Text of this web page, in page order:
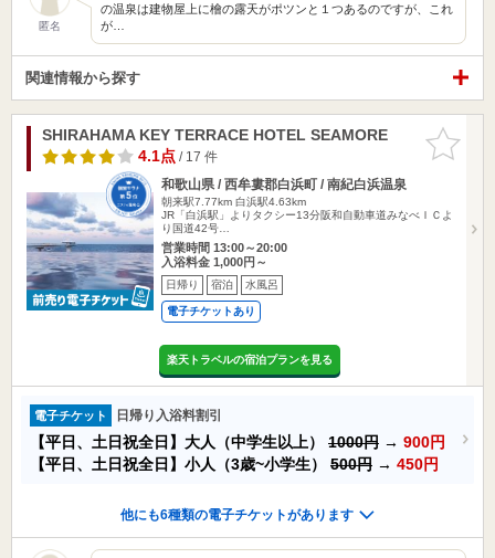
匿名
の温泉は建物屋上に檜の露天がポツンと１つあるのですが、これ
が…
関連情報から探す
お気に入
りに追加
SHIRAHAMA KEY TERRACE HOTEL SEAMORE
4.1点/ 17 件
和歌山県 / 西牟婁郡白浜町 / 南紀白浜温泉
朝来駅7.77km 白浜駅4.63km
JR「白浜駅」よりタクシー13分阪和自動車道みなべＩＣよ
り国道42号…
営業時間 13:00～20:00
入浴料金 1,000円～
日帰り 宿泊 水風呂
電子チケットあり
楽天トラベルの宿泊プランを見る
電子チケット 日帰り入浴料割引
【平日、土日祝全日】大人（中学生以上） 1000円 → 900円
【平日、土日祝全日】小人（3歳~小学生） 500円 → 450円
他にも6種類の電子チケットがあります